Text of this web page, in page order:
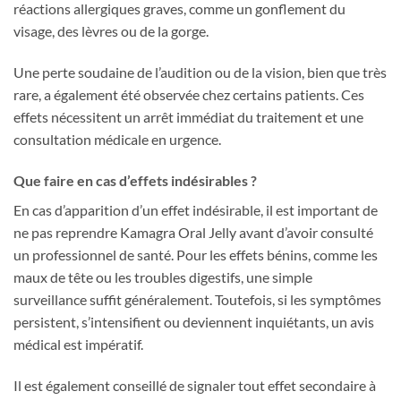
réactions allergiques graves, comme un gonflement du
visage, des lèvres ou de la gorge.
Une perte soudaine de l’audition ou de la vision, bien que très
rare, a également été observée chez certains patients. Ces
effets nécessitent un arrêt immédiat du traitement et une
consultation médicale en urgence.
Que faire en cas d’effets indésirables ?
En cas d’apparition d’un effet indésirable, il est important de
ne pas reprendre Kamagra Oral Jelly avant d’avoir consulté
un professionnel de santé. Pour les effets bénins, comme les
maux de tête ou les troubles digestifs, une simple
surveillance suffit généralement. Toutefois, si les symptômes
persistent, s’intensifient ou deviennent inquiétants, un avis
médical est impératif.
Il est également conseillé de signaler tout effet secondaire à